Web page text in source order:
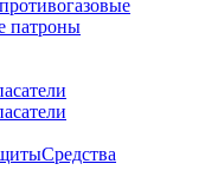
патроны
Средства